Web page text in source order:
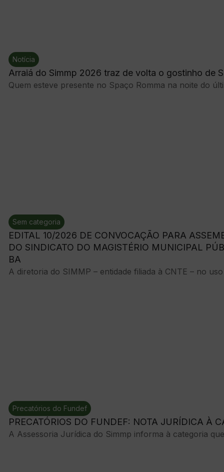
Notícia
Arraiá do Simmp 2026 traz de volta o gostinho de
Quem esteve presente no Spaço Romma na noite do
Sem categoria
EDITAL 10/2026 DE CONVOCAÇÃO PARA
DO SINDICATO DO MAGISTÉRIO MUNICIPAL
BA
A diretoria do SIMMP – entidade filiada à CNTE – no uso
Precatórios do Fundef
PRECATÓRIOS DO FUNDEF: NOTA JURÍDICA À
A Assessoria Jurídica do Simmp informa à categoria